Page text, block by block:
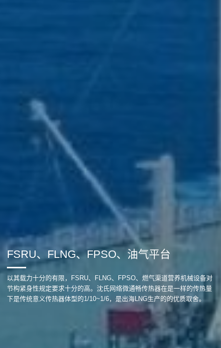
FSRU、FLNG、FPSO、油气平台
以其载力十分的有限，FSRU、FLNG、FPSO、燃气渠道营养机械设备对
节构紧身性规定要求十分的高。沈氏网络微通畅传热器在是一样的传热量
下是传统意义传热器体型的1/10~1/6，是出海LNG生产的的优质取舍。